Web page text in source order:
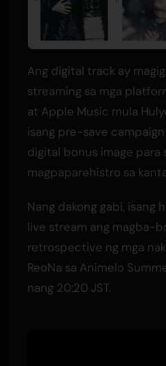
Ang digital track ay
streaming sa mga
at Apple Music mula
isang pre-save
digital bonus image para
magpaparehistro sa
Nang dakong gabi, isang
live stream ang magba-
retrospective ng mga
ReoNa sa Animelo
nang 20:20 JST.